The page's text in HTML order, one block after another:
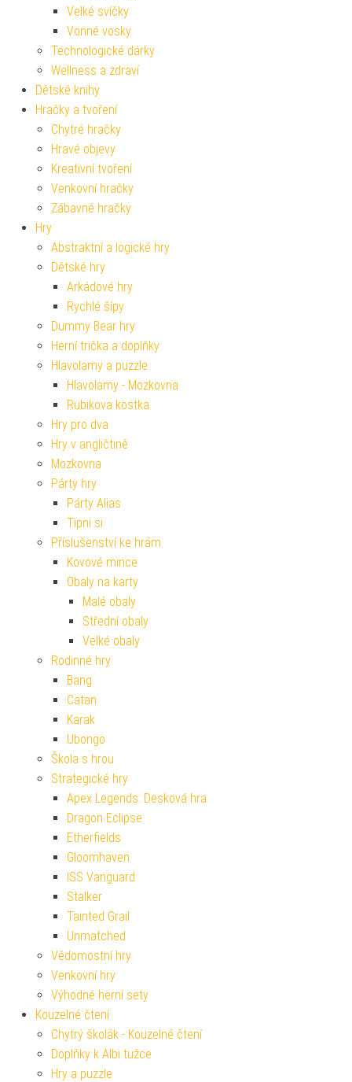
Velké svíčky
Vonné vosky
Technologické dárky
Wellness a zdraví
Dětské knihy
Hračky a tvoření
Chytré hračky
Hravé objevy
Kreativní tvoření
Venkovní hračky
Zábavné hračky
Hry
Abstraktní a logické hry
Dětské hry
Arkádové hry
Rychlé šípy
Dummy Bear hry
Herní trička a doplňky
Hlavolamy a puzzle
Hlavolamy - Mozkovna
Rubikova kostka
Hry pro dva
Hry v angličtině
Mozkovna
Párty hry
Párty Alias
Tipni si
Příslušenství ke hrám
Kovové mince
Obaly na karty
Malé obaly
Střední obaly
Velké obaly
Rodinné hry
Bang
Catan
Karak
Ubongo
Škola s hrou
Strategické hry
Apex Legends: Desková hra
Dragon Eclipse
Etherfields
Gloomhaven
ISS Vanguard
Stalker
Tainted Grail
Unmatched
Vědomostní hry
Venkovní hry
Výhodné herní sety
Kouzelné čtení
Chytrý školák - Kouzelné čtení
Doplňky k Albi tužce
Hry a puzzle